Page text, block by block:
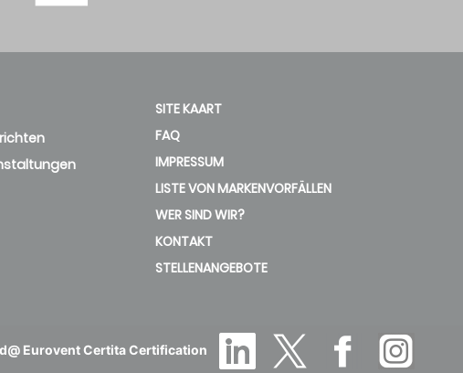
SITE KAART
FAQ
IMPRESSUM
LISTE VON MARKENVORFÄLLEN
WER SIND WIR?
KONTAKT
STELLENANGEBOTE
Eurovent Certita Certification